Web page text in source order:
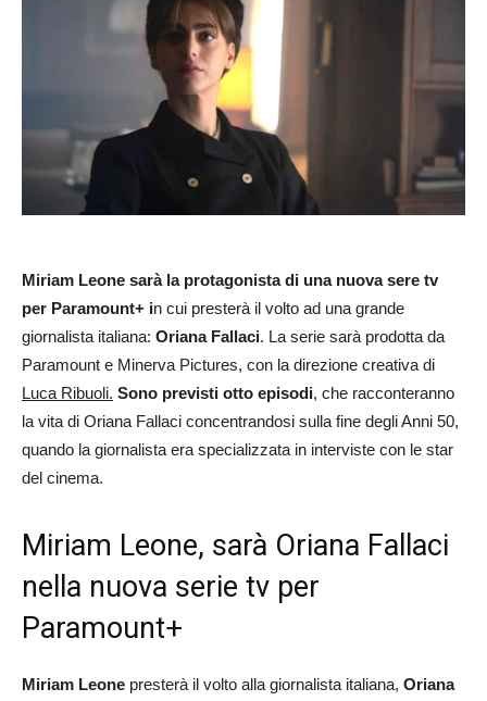
Miriam Leone sarà la protagonista di una nuova sere tv
per Paramount+ in cui presterà il volto ad una grande
giornalista italiana: Oriana Fallaci. La serie sarà prodotta da
Paramount e Minerva Pictures, con la direzione creativa di
Luca Ribuoli. Sono previsti otto episodi, che racconteranno
la vita di Oriana Fallaci concentrandosi sulla fine degli Anni 50,
quando la giornalista era specializzata in interviste con le star
del cinema.
Miriam Leone, sarà Oriana Fallaci
nella nuova serie tv per
Paramount+
Miriam Leone presterà il volto alla giornalista italiana, Oriana